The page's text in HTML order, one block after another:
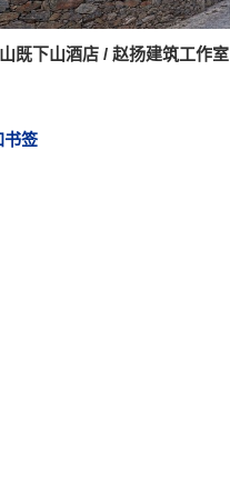
既下山酒店 / 赵扬建筑工作室
书签